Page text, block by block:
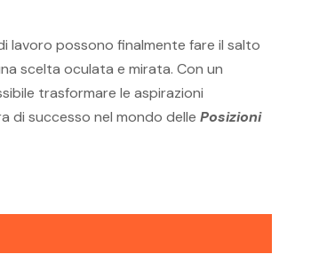
lavoro possono finalmente fare il salto
scelta oculata e mirata. Con un
trasformare le aspirazioni
di successo nel mondo delle Posizioni